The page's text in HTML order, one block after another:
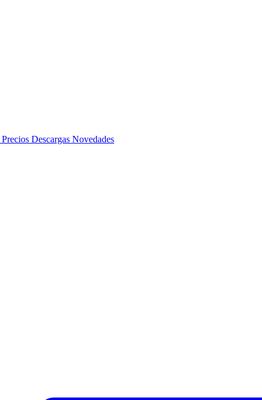
Precios Descargas Novedades